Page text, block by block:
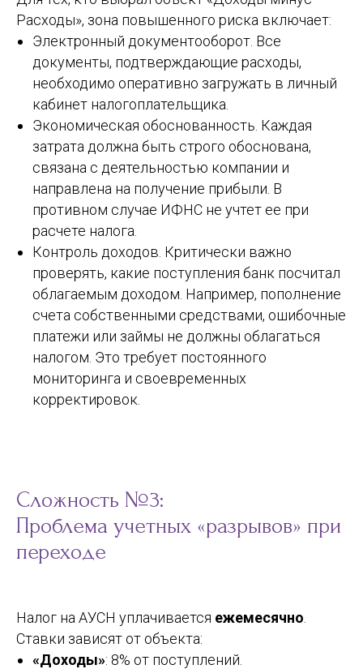
Расходы», зона повышенного риска включает:
Электронный документооборот. Все
документы, подтверждающие расходы,
необходимо оперативно загружать в личный
кабинет налогоплательщика.
Экономическая обоснованность. Каждая
затрата должна быть строго обоснована,
связана с деятельностью компании и
направлена на получение прибыли. В
противном случае ИФНС не учтет ее при
расчете налога.
Контроль доходов. Критически важно
проверять, какие поступления банк посчитал
облагаемым доходом. Например, пополнение
счета собственными средствами, ошибочные
платежи или займы не должны облагаться
налогом. Это требует постоянного
мониторинга и своевременных
корректировок.
Сложность №3:
Проблема учетных «разрывов» при
переходе
Налог на АУСН уплачивается ежемесячно
Ставки зависят от объекта:
«Доходы»: 8% от поступлений.